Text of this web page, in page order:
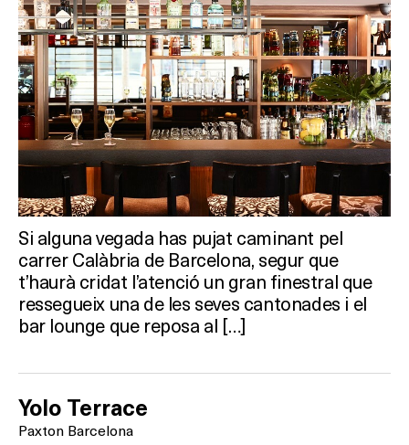
Què vols fer?
HOTELS
TERRASSES
Si alguna vegada has pujat caminant pel
carrer Calàbria de Barcelona, segur que
t’haurà cridat l’atenció un gran finestral que
ressegueix una de les seves cantonades i el
bar lounge que reposa al […]
Yolo Terrace
Paxton Barcelona